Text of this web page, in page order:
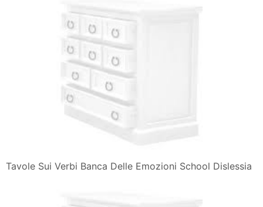
Tavole Sui Verbi Banca Delle Emozioni School Dislessia